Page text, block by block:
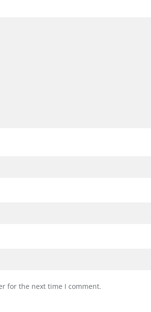
for the next time I comment.